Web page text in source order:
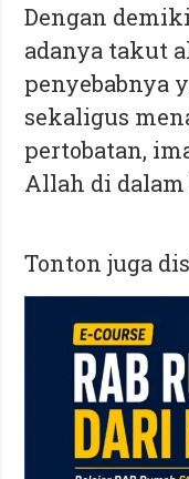
Dengan
adanya takut
penyebabnya
sekaligus
pertobatan,
Allah di
Tonton juga